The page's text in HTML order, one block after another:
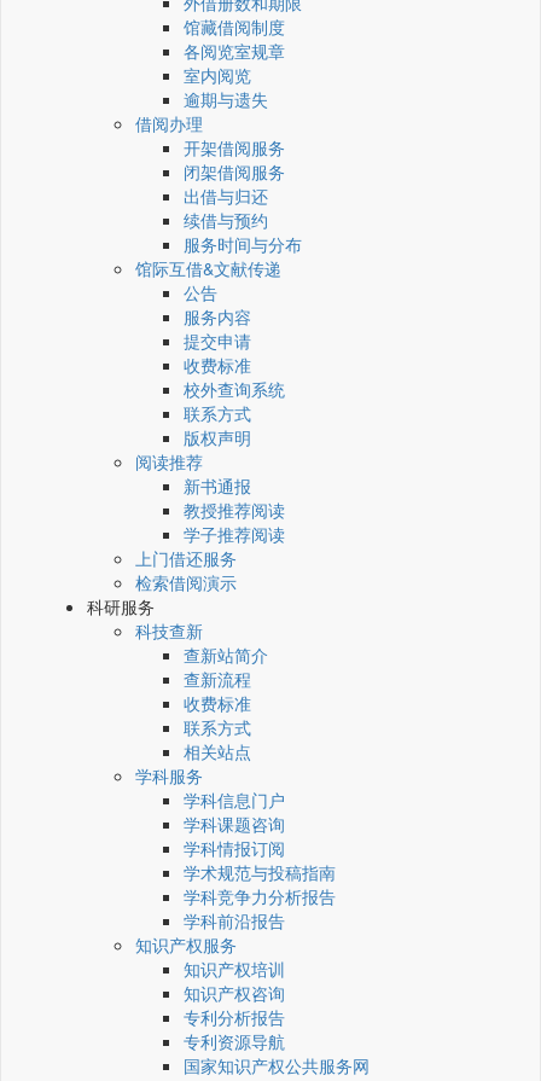
馆藏借阅制度
各阅览室规章
室内阅览
逾期与遗失
借阅办理
开架借阅服务
闭架借阅服务
出借与归还
续借与预约
服务时间与分布
馆际互借&文献传递
公告
服务内容
提交申请
收费标准
校外查询系统
联系方式
版权声明
阅读推荐
新书通报
教授推荐阅读
学子推荐阅读
上门借还服务
检索借阅演示
科研服务
科技查新
查新站简介
查新流程
收费标准
联系方式
相关站点
学科服务
学科信息门户
学科课题咨询
学科情报订阅
学术规范与投稿指南
学科竞争力分析报告
学科前沿报告
知识产权服务
知识产权培训
知识产权咨询
专利分析报告
专利资源导航
国家知识产权公共服务网